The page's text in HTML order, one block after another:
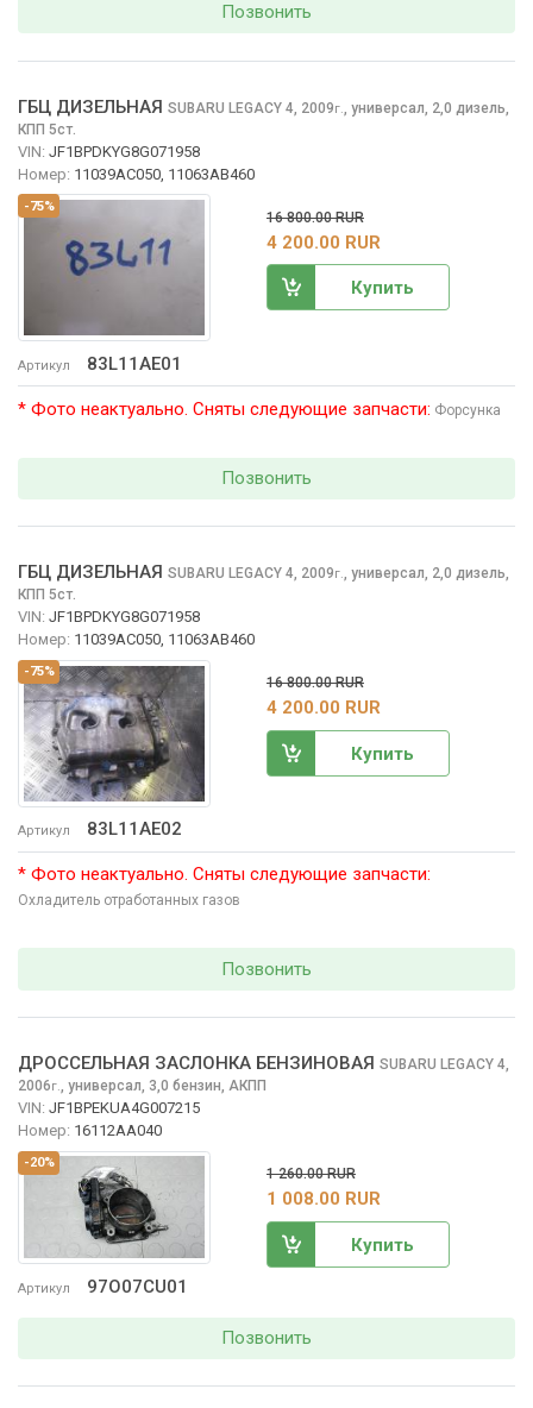
Позвонить
-75%
Артикул 83L11AE01
ГБЦ ДИЗЕЛЬНАЯ SUBARU LEGACY 4, 2009г.
универсал, 2,0 дизель,
КПП 5ст.
VIN: JF1BPDKYG8G071958
Номер: 11039AC050, 11063AB460
16 800.00 RUR
4 200.00 RUR
Купить
* Фото неактуально. Сняты следующие запчасти: Форсунка
Позвонить
-75%
Артикул 83L11AE02
ГБЦ ДИЗЕЛЬНАЯ SUBARU LEGACY 4, 2009г., универсал, 2,0 дизель,
КПП 5ст.
VIN: JF1BPDKYG8G071958
Номер: 11039AC050, 11063AB460
16 800.00 RUR
4 200.00 RUR
Купить
* Фото неактуально. Сняты следующие запчасти:
Охладитель отработанных газов
Позвонить
-20%
Артикул 97O07CU01
ДРОССЕЛЬНАЯ ЗАСЛОНКА БЕНЗИНОВАЯ SUBARU LEGACY 4,
2006г., универсал, 3,0 бензин, АКПП
VIN: JF1BPEKUA4G007215
Номер: 16112AA040
1 260.00 RUR
1 008.00 RUR
Купить
Позвонить